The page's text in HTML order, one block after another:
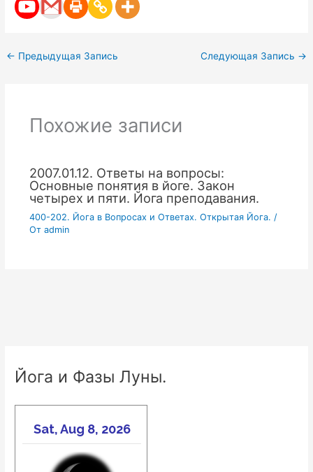
← Предыдущая Запись Следующая Запись →
Похожие записи
2007.01.12. Ответы на вопросы:
Основные понятия в йоге. Закон
четырех и пяти. Йога преподавания.
400-202. Йога в Вопросах и Ответах. Открытая Йога. /
От admin
Йога и Фазы Луны.